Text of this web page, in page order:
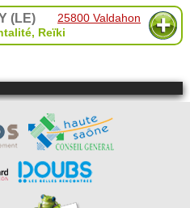
(LE)
25800 Valdahon
, Reïki